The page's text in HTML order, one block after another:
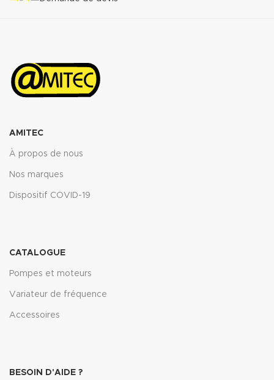
AMITEC
À propos de nous
Nos marques
Dispositif COVID-19
CATALOGUE
Pompes et moteurs
Variateur de fréquence
Accessoires
BESOIN D'AIDE ?